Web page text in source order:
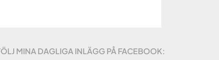
MINA DAGLIGA INLÄGG PÅ FACEBOOK: